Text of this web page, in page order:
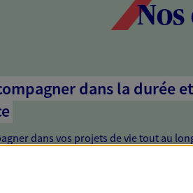
dans la durée
dans vos projets de vie tout au